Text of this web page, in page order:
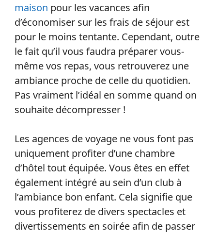
maison pour les vacances afin
d’économiser sur les frais de séjour est
pour le moins tentante. Cependant, outre
le fait qu’il vous faudra préparer vous-
même vos repas, vous retrouverez une
ambiance proche de celle du quotidien.
Pas vraiment l’idéal en somme quand on
souhaite décompresser !
Les agences de voyage ne vous font pas
uniquement profiter d’une chambre
d’hôtel tout équipée. Vous êtes en effet
également intégré au sein d’un club à
l’ambiance bon enfant. Cela signifie que
vous profiterez de divers spectacles et
divertissements en soirée afin de passer